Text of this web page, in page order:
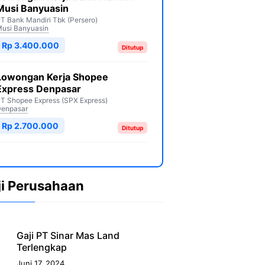
Banyuasin
Bank Mandiri Tbk (Persero)
Banyuasin
Ditutup
Rp 3.400.000
Kerja Shopee
Denpasar
Shopee Express (SPX Express)
Ditutup
Rp 2.700.000
Perusahaan
Gaji PT Sinar Mas Land
Terlengkap